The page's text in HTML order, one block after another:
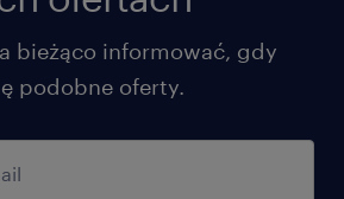
życia
bezposrednio u klienta w
o pracę
bieżąco informować, gdy
podobne oferty.